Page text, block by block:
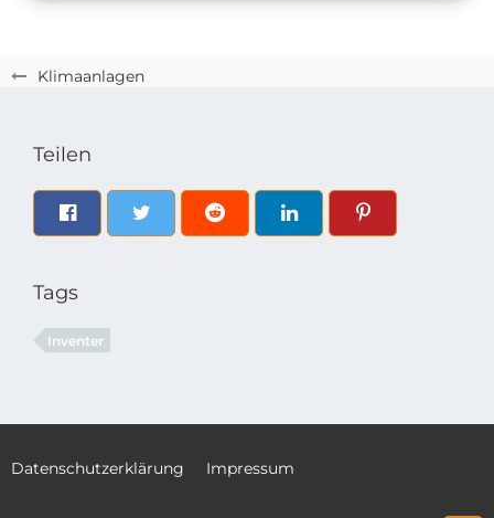
Klimaanlagen
Teilen
Tags
Inventer
Datenschutzerklärung Impressum